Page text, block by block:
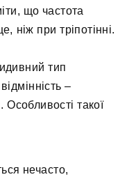
що частота
ніж при тріпотінні.
тип
–
Особливості такої
нечасто,